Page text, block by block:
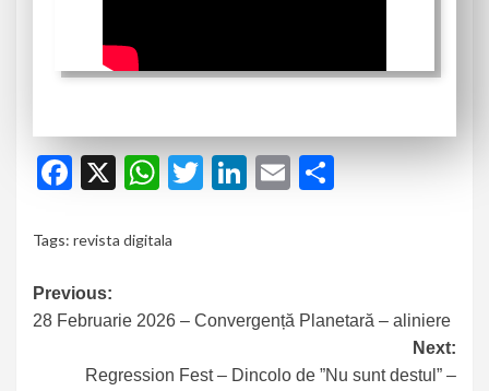
Facebook
X WhatsApp
Twitter
LinkedIn
Email
Tags: revista digitala
Previous:
28 Februarie 2026 – Convergență Planetară – aliniere
Next:
Regression Fest – Dincolo de ”Nu sunt destul” –